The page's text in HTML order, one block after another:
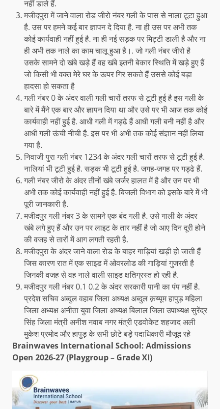
नहीं डाले हैं.
मजीदपुरा में जाने वाला रोड जीरो नंबर गली के पास से नाला टूटा हुआ
है. उस पर हमने कई बार ज्ञापन दे दिया है. ना ही उस पर अभी तक
कोई कार्यवाही नहीं हुई है. ना ही नई सड़क पर मिट्टी डाली है और ना
ही अभी तक नाले का काम चालू हुआ है।. जो गली नंबर जीरो है
उसके सामने दो खंबे खड़े हैं वह खंबे इतनी बेकार स्थिति में खड़े हुए हैं
जो किसी भी वक्त मेरे घर के ऊपर गिर सकते हैं उससे कोई बड़ा
हादसा हो सकता है
गली नंबर 0 के अंदर वाली गली चारों तरफ से टूटी हुई है इस गली के
बारे में मैंने एक बार और ज्ञापन दिया था और उसे पर भी आज तक कोई
कार्यवाही नहीं हुई है. आधी गली में गड्ढे हैं आधी गली बनी नहीं है और
आधी गली ऊंची नीची है. इस पर भी अभी तक कोई संज्ञान नहीं लिया
गया है.
निवाजी पुरा गली नंबर 1234 के अंदर गली चारों तरफ से टूटी हुई है.
नालियां भी टूटी हुई है. सड़क भी टूटी हुई है. जगह-जगह पर गड्ढे हैं.
गली नंबर जीरो के अंदर तीनों खंबे जर्जर हालत में है और उन पर भी
अभी तक कोई कार्यवाही नहीं हुई है. बिजली विभाग को इसके बारे में भी
पूरी जानकारी है.
मजीदपुर गली नंबर 3 के सामने एक बंद गली है. उसे गाली के अंदर
खंबे लगे हुए हैं और उन पर लाइट के तार नहीं है जो आए दिन दूरी होने
की वजह से तारों में आग लगती रहती है.
मजीदपुरा के अंदर जाने वाला रोड के बाहर गाड़ियां खड़ी हो जाती हैं
जिस कारण रात में एक साइड में ओवरलोड की गाड़ियां गुजरती है
जिनकी वजह से वह नाले वाली साइड क्षतिग्रस्त हो रही है.
मजीदपुर गली नंबर 0.1 0.2 के अंदर सरकारी पानी का पंप नहीं है.
प्रदेश सचिव अब्दुल वहाब जिला अध्यक्ष अब्दुल क़य्यूम हापुड़ महिला
जिला अध्यक्ष अनीता युवा जिला अध्यक्ष बिलाल जिला उपाध्यक्ष सुरेंद्र
सिंह जिला मंत्री अनीश नवाब नगर मंत्री एडवोकेट शहजाद अली
मुकेश प्रमोद और हापुड़ के सभी छोटे बड़े पदाधिकारी मौजूद रहे
Brainwaves International School: Admissions
Open 2026-27 (Playgroup – Grade XI)